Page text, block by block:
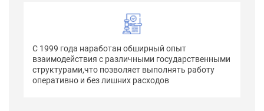
С 1999 года наработан обширный опыт
взаимодействия с различными государственными
структурами,что позволяет выполнять работу
оперативно и без лишних расходов